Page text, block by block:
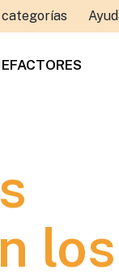
categorías
los